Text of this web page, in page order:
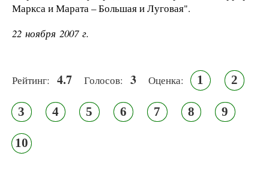
Маркса и Марата – Большая и Луговая".
22 ноября 2007 г.
Рейтинг: 4.7 Голосов: 3 Оценка: 1 2
3 4 5 6 7 8 9
10